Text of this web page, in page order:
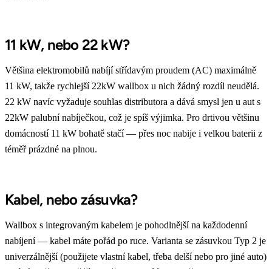
11 kW, nebo 22 kW?
Většina elektromobilů nabíjí střídavým proudem (AC) maximálně
11 kW, takže rychlejší 22kW wallbox u nich žádný rozdíl neudělá.
22 kW navíc vyžaduje souhlas distributora a dává smysl jen u aut s
22kW palubní nabíječkou, což je spíš výjimka. Pro drtivou většinu
domácností 11 kW bohatě stačí — přes noc nabije i velkou baterii z
téměř prázdné na plnou.
Kabel, nebo zásuvka?
Wallbox s integrovaným kabelem je pohodlnější na každodenní
nabíjení — kabel máte pořád po ruce. Varianta se zásuvkou Typ 2 je
univerzálnější (použijete vlastní kabel, třeba delší nebo pro jiné auto)